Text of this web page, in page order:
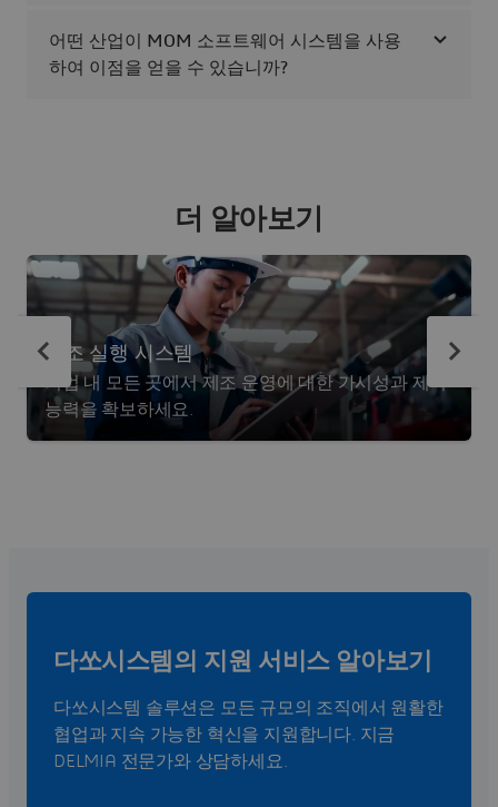
어떤 산업이 MOM 소프트웨어 시스템을 사용
하여 이점을 얻을 수 있습니까?
더 알아보기
제조 실행 시스템
기업 내 모든 곳에서 제조 운영에 대한 가시성과 제어
능력을 확보하세요.
다쏘시스템의 지원 서비스 알아보기
다쏘시스템 솔루션은 모든 규모의 조직에서 원활한
협업과 지속 가능한 혁신을 지원합니다. 지금
DELMIA 전문가와 상담하세요.